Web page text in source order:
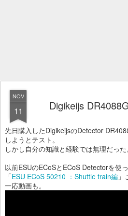
NOV
11 Digikeijs
先日購入したDigikeijsのDetector
しようとテスト。
しかし自分の知識と経験では無理だった
以前ESUのECoSとECoS Detectorを使
「ESU ECoS 50210 ：Shuttle train編
一応動画も。